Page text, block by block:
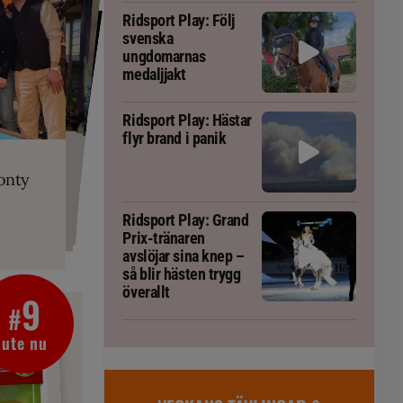
är allt
fång
blivit
tränaren
#9
ute nu
Ridsport Play: Följ
svenska
ungdomarnas
medaljjakt
Ridsport Play: Hästar
flyr brand i panik
Ridsport Play: Grand
Prix-tränaren
avslöjar sina knep –
så blir hästen trygg
överallt